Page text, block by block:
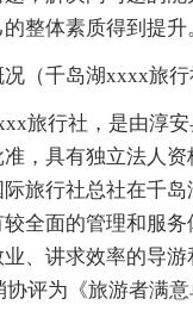
整体素质得到提升
（千岛湖xxxx旅行
旅行社，是由淳安
，具有独立法人
旅行社总社在千
全面的管理和服务
、讲求效率的导游
评为《旅游者满